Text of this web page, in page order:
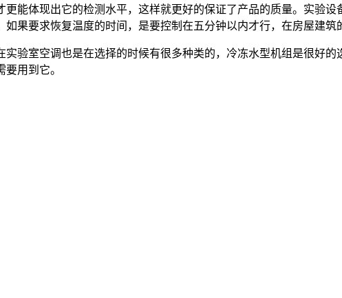
能体现出它的检测水平，这样就更好的保证了产品的质量。实验
果要求恢复温度的时间，是要控制在五分钟以内才行，在房屋建
室空调也是在选择的时候有很多种类的，冷冻水型机组是很好的
用到它。